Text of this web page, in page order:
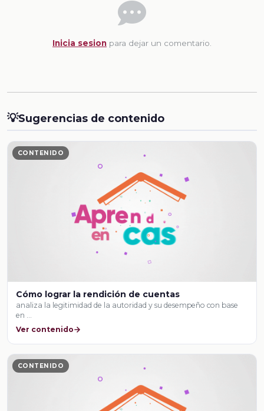
Inicia sesion para dejar un comentario.
💡Sugerencias de contenido
CONTENIDO
Cómo lograr la rendición de cuentas
analiza la legitimidad de la autoridad y su desempeño con base
en …
Ver contenido
CONTENIDO